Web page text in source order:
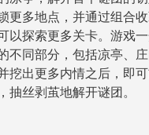
更多地点，并通过组合
以探索更多关卡。游戏
不同部分，包括凉亭、庄
挖出更多内情之后，即
抽丝剥茧地解开谜团。